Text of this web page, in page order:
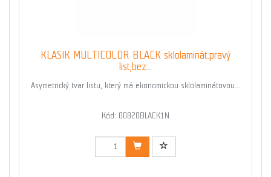
KLASIK MULTICOLOR BLACK sklolaminát.pravý
list,bez...
Asymetrický tvar listu, který má ekonomickou sklolaminátovou...
Kód: 00820BLACK1N